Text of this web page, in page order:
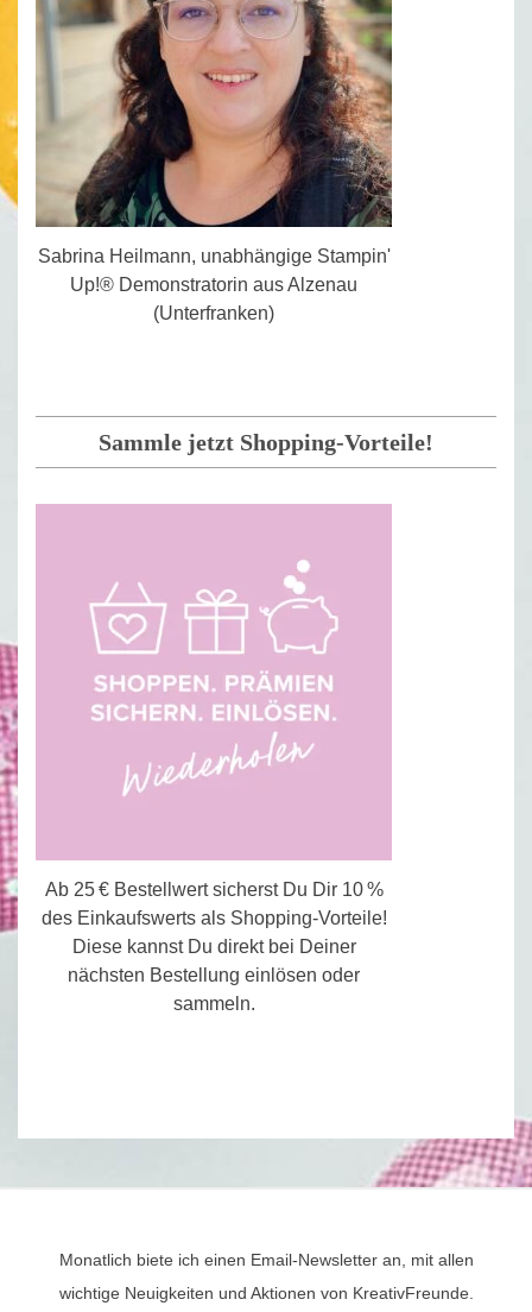
Sabrina Heilmann, unabhängige Stampin'
Up!® Demonstratorin aus Alzenau
(Unterfranken)
Sammle jetzt Shopping-Vorteile!
Ab 25 € Bestellwert sicherst Du Dir 10 %
des Einkaufswerts als Shopping-Vorteile!
Diese kannst Du direkt bei Deiner
nächsten Bestellung einlösen oder
sammeln.
Monatlich biete ich einen Email-Newsletter an, mit allen
wichtige Neuigkeiten und Aktionen von KreativFreunde.